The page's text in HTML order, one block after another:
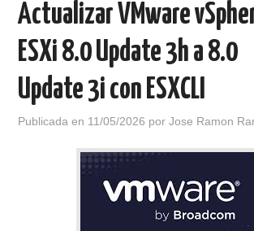
POLÍTICA DE PRIVACIDAD
Actualizar VMware
ESXi 8.0 Update 3h a 8.0
Update 3i con ESXCLI
Publicada en 11/05/2026 porJose Ramon